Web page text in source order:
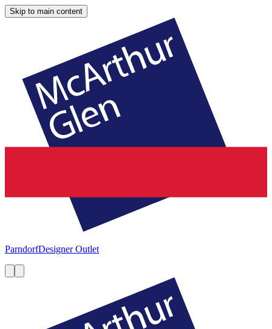
Skip to main content
ParndorfDesigner Outlet